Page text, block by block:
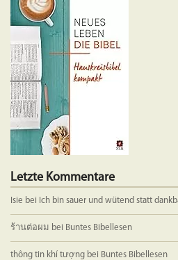
Letzte Kommentare
Isie bei Ich bin sauer und wütend statt
ร้านต่อผม bei Buntes Bibellesen
thông tin khí tượng bei Buntes Bibellesen